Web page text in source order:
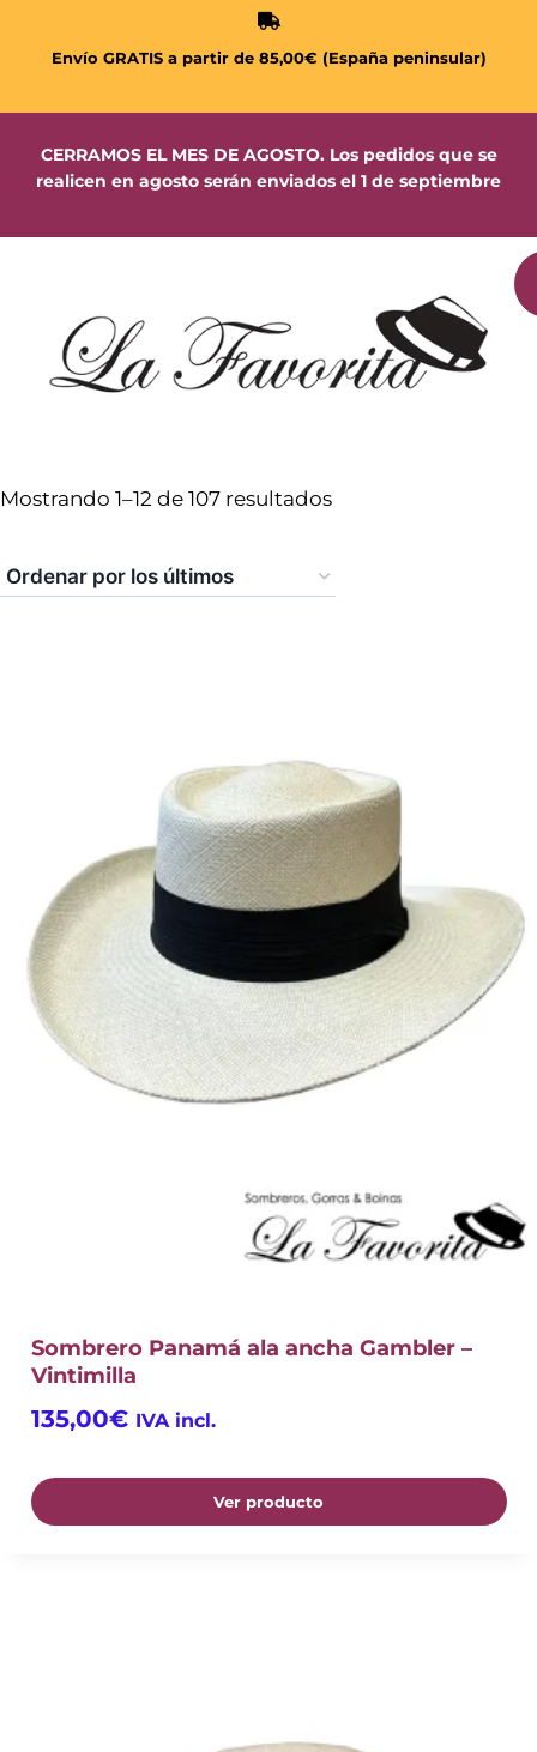
Envío GRATIS a partir de 85,00€ (España peninsular)
CERRAMOS EL MES DE AGOSTO. Los pedidos que se
realicen en agosto serán enviados el 1 de septiembre
Mostrando 1–12 de 107 resultados
Sombrero Panamá ala ancha Gambler –
Vintimilla
135,00€ IVA incl.
Ver producto